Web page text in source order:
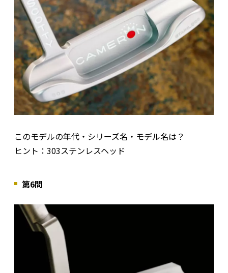
このモデルの年代・シリーズ名・モデル名は？
ヒント：303ステンレスヘッド
第6問